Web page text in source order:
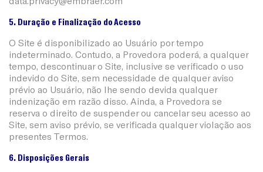
5. Duração e Finalização do Acesso
O Site é disponibilizado ao Usuário por tempo
indeterminado. Contudo, a Provedora poderá, a qualquer
tempo, descontinuar o Site, inclusive se verificado o uso
indevido do Site, sem necessidade de qualquer aviso
prévio ao Usuário, não lhe sendo devida qualquer
indenização em razão disso. Ainda, a Provedora se
reserva o direito de suspender ou cancelar seu acesso ao
Site, sem aviso prévio, se verificada qualquer violação aos
presentes Termos.
6. Disposições Gerais